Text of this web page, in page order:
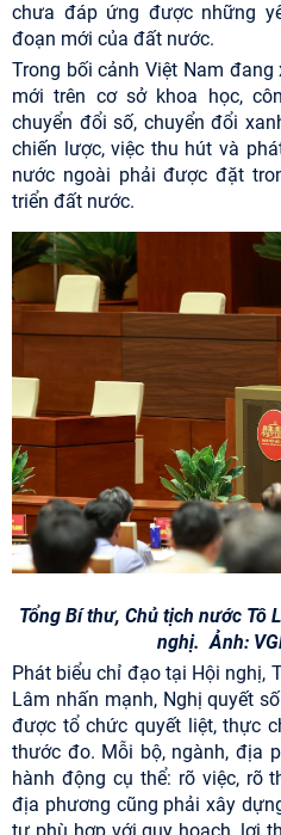
chưa đáp ứng được những
đoạn mới của đất nước.
Trong bối cảnh Việt Nam
mới trên cơ sở khoa học,
chuyển đổi số, chuyển đổi
chiến lược, việc thu hút và
nước ngoài phải được đặt
triển đất nước.
Tổng Bí thư, Chủ tịch nước Tô
nghị. Ảnh:
Phát biểu chỉ đạo tại Hội nghị,
Lâm nhấn mạnh, Nghị quyết
được tổ chức quyết liệt, thực
thước đo. Mỗi bộ, ngành, địa
hành động cụ thể: rõ việc, rõ
địa phương cũng phải xây
tư phù hợp với quy hoạch, lợi